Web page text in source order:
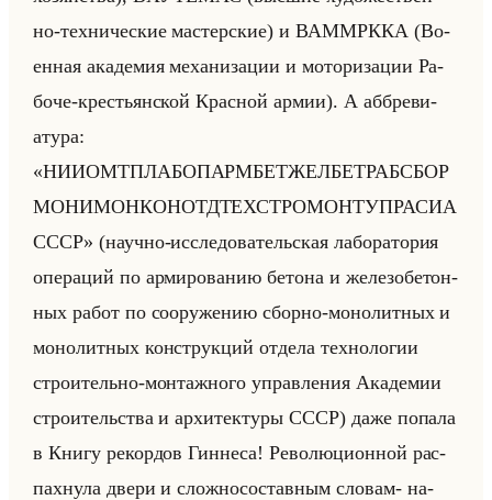
но-тех­ни­че­ские ма­стер­ские) и ВАМ­МРК­КА (Во­
ен­ная ака­де­мия ме­ха­ни­за­ции и мо­то­ри­за­ции Ра­
бо­че-кре­стьян­ской Крас­ной армии). А аб­бре­ви­
ату­ра:
«НИИОМТПЛАБОПАРМБЕТЖЕЛБЕТРАБСБОР
МОНИМОНКОНОТДТЕХСТРОМОНТУПРАСИА
СССР» (на­уч­но-ис­сле­до­ва­тельская ла­бо­ра­то­рия
опе­ра­ций по ар­ми­ро­ва­нию бе­то­на и же­ле­зо­бе­тон­
ных работ по со­ору­же­нию сбор­но-мо­но­лит­ных и
мо­но­лит­ных кон­струк­ций от­де­ла тех­но­ло­гии
стро­ительно-мон­таж­но­го управ­ле­ния Ака­де­мии
стро­ительства и ар­хи­тек­ту­ры СССР) даже по­па­ла
в Книгу ре­кор­дов Гин­не­са! Ре­во­лю­ци­он­ной рас­
пах­ну­ла двери и слож­но­со­став­ным сло­вам- на­